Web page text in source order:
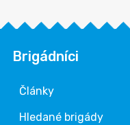
Brigádníci
Články
Hledané brigády